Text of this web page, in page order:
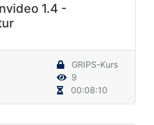
1.4 -
GRIPS-Kurs
9
00:08:10